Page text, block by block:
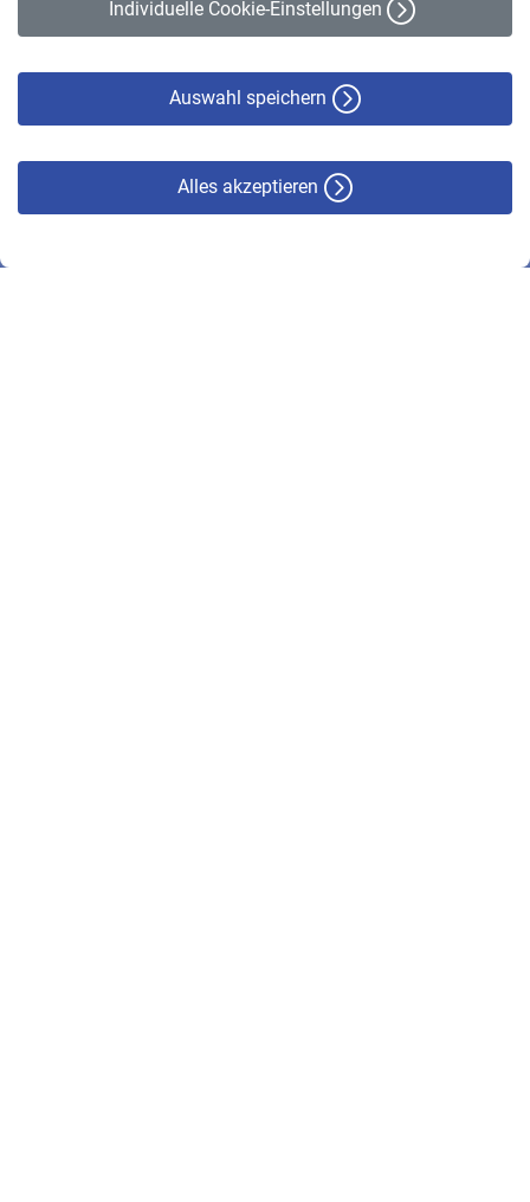
Individuelle Cookie-Einstellungen
Auswahl speichern
Alles akzeptieren
© VBL 2026